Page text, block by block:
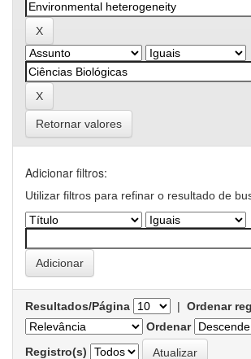
Retornar valores
Adicionar filtros:
Utilizar filtros para refinar o resultado de
Resultados/Página | Ordenar
Ordenar
Registro(s)